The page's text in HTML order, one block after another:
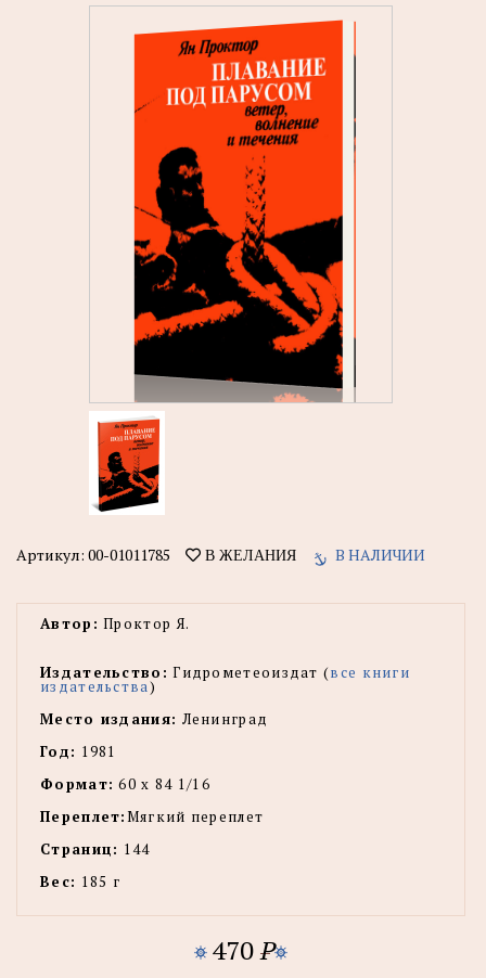
Артикул: 00-01011785 В ЖЕЛАНИЯ В НАЛИЧИИ
Автор: Проктор Я.
Издательство: Гидрометеоиздат (все книги
издательства)
Место издания: Ленинград
Год: 1981
Формат: 60 х 84 1/16
Переплет:Мягкий переплет
Страниц: 144
Вес: 185 г
470P